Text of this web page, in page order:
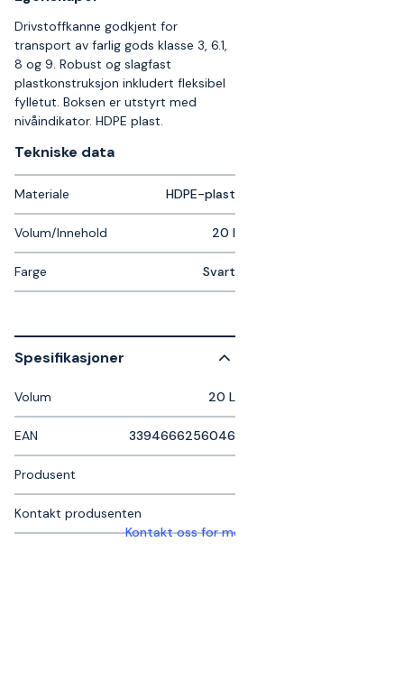
Drivstoffkanne godkjent for
transport av farlig gods klasse 3, 6.1,
8 og 9. Robust og slagfast
plastkonstruksjon inkludert fleksibel
fylletut. Boksen er utstyrt med
nivåindikator. HDPE plast.
Tekniske data​
Materiale HDPE-plast
Volum/Innehold 20 l
Farge Svart
Spesifikasjoner
Volum 20 L
EAN 3394666256046
Produsent
Kontakt produsenten
Kontakt oss for mer informasjon